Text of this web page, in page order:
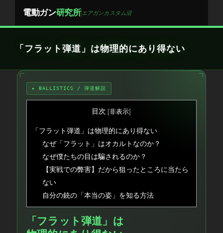
電動ガン研究所 エアガンカスタム沼
「フラット弾道」は物理的にあり得ない
▸ BALLISTICS / 弾道解説
目次 [非表示
「フラット弾道」は物理的にあり得ない
なぜ「フラット」はオカルトなのか？
なぜ僕たちの目は騙されるのか？
【実戦での弊害】だから狙ったところに当たら
ない
自分の銃の「本当の姿」を知る方法
「 フラット弾道 」は